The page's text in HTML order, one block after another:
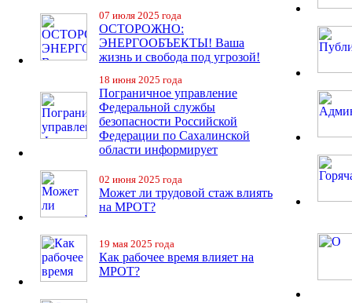
07 июля 2025 года
ОСТОРОЖНО:
ЭНЕРГООБЪЕКТЫ! Ваша
жизнь и свобода под угрозой!
18 июня 2025 года
Пограничное управление
Федеральной службы
безопасности Российской
Федерации по Сахалинской
области информирует
02 июня 2025 года
Может ли трудовой стаж влиять
на МРОТ?
19 мая 2025 года
Как рабочее время влияет на
МРОТ?